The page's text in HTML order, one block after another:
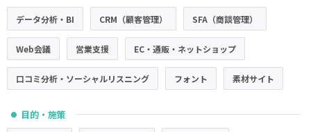
データ分析・BI CRM（顧客管理） SFA（商談管理）
Web会議 営業支援 EC・通販・ネットショップ
口コミ分析・ソーシャルリスニング フォント 素材サイト
● 目的・施策